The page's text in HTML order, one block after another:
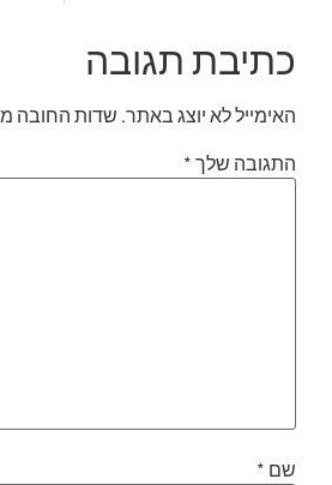
כתיבת תגובה
האימייל לא יוצג באתר. שדות החובה
התגובה שלך*
שם *